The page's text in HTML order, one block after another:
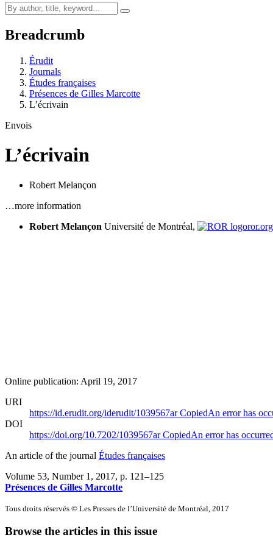
Breadcrumb
Érudit
Journals
Études françaises
Présences de Gilles Marcotte
L’écrivain
Envois
L’écrivain
Robert Melançon
…more information
Robert Melançon Université de Montréal,
Online publication: April 19, 2017
URI
https://id.erudit.org/iderudit/1039567arCopiedAn error has
DOI
https://doi.org/10.7202/1039567arCopiedAn error has
An article of the journal Études françaises
Volume 53, Number 1, 2017, p. 121–125
Présences de Gilles Marcotte
Tous droits réservés © Les Presses de l’Université de Montréal, 2017
Browse the articles in this issue